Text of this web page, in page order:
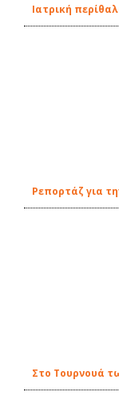
Ιατρική
Ρεπορτάζ για
Στο Τουρνουά